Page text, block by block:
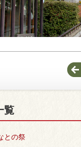
覧
との祭